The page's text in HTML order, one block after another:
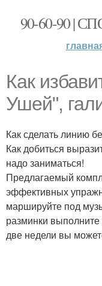
90-60-90 |
Как
Ушей",
Как сделать линию
Как добиться
надо заниматься!
Предлагаемый
эффективных
маршируйте под
разминки
две недели вы